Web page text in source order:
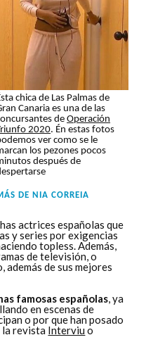
chica de Las Palmas de
Canaria es una de las
deOperación
2020. Én estas fotos
ver como se le
los pezones pocos
después de
DE NIA CORREIA
actrices españolas que
y series por exigencias
topless. Además,
de televisión, o
además de sus mejores
famosas españolas, ya
en escenas de
o por que han posado
la revista Interviu o